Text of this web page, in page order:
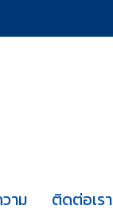
าม
ติดต่อเรา